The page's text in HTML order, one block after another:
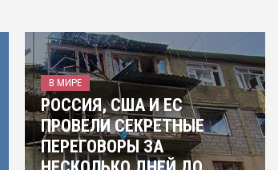
В МИРЕ
РОССИЯ, США И ЕС
ПРОВЕЛИ СЕКРЕТНЫЕ
ПЕРЕГОВОРЫ ЗА